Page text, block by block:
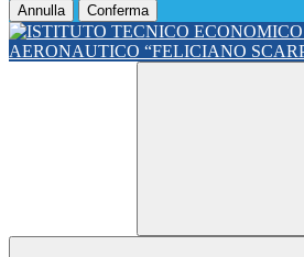
Annulla Conferma